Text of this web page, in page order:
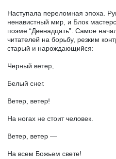
Наступала переломная эпоха.
ненавистный мир, и Блок
поэме “Двенадцать”. Самое
читателей на борьбу, резким
старый и нарождающийся:
Черный ветер,
Белый снег.
Ветер, ветер!
На ногах не стоит человек.
Ветер, ветер —
На всем Божьем свете!